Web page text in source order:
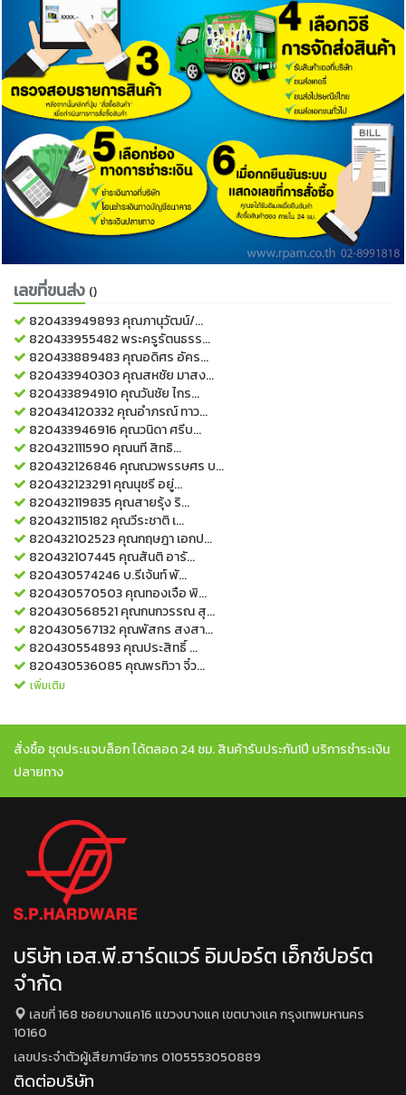
เลขที่ขนส่ง ()
820433949893คุณภานุวัฒน์/...
820433955482พระครูรัตนธรร...
820433889483คุณอดิศร อัคร...
820433940303คุณสหชัย มาสง...
820433894910 คุณวันชัย ไกร...
820434120332 คุณอำภรณ์ ทาว...
820433946916 คุณวนิดา ศรีบ...
820432111590 คุณนที สิทธิ...
820432126846 คุณณวพรรษศร บ...
820432123291คุณนุชรี อยู่...
820432119835 คุณสายรุ้ง ริ...
820432115182 คุณวีระชาติ เ...
820432102523คุณกฤษฎา เอกป...
820432107445 คุณสันติ อารั...
820430574246 บ.รีเจ้นท์ พั...
820430570503คุณทองเจือ พิ...
820430568521คุณกนกวรรณ สุ...
820430567132 คุณพัสกร สงสา...
820430554893คุณประสิทธิ์ ...
820430536085 คุณพรทิวา จิ๋ว...
เพิ่มเติม
สั่งซื้อ ชุดประแจบล็อก ได้ตลอด 24 ชม. สินค้ารับประกัน1ปี บริการชำระเงิน
ปลายทาง
บริษัท เอส.พี.ฮาร์ดแวร์ อิมปอร์ต เอ็กซ์ปอร์ต
จำกัด
เลขที่ 168 ซอยบางแค16 แขวงบางแค เขตบางแค กรุงเทพมหานคร
10160
เลขประจำตัวผู้เสียภาษีอากร 0105553050889
ติดต่อบริษัท